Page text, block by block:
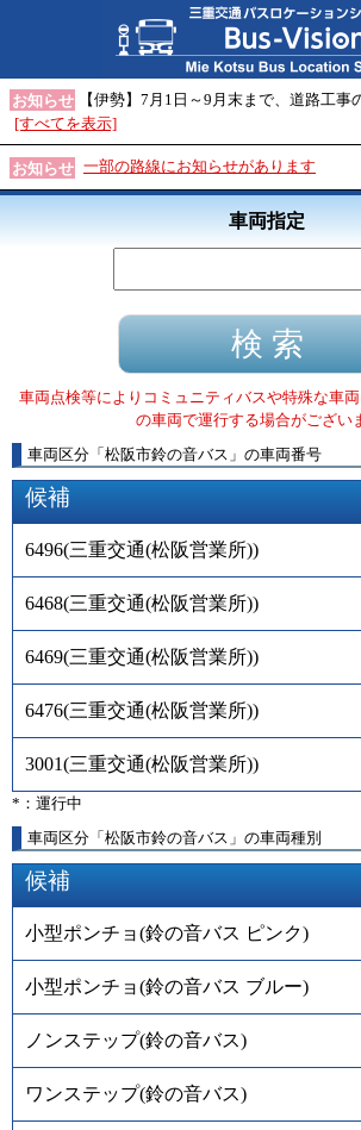
お知らせ
【伊勢】7月1日～9月末まで、道路工
[すべてを表示]
お知らせ 一部の路線にお知らせがあります
車両指定
車両点検等によりコミュニティバスや特殊な車
の車両で運行する場合がござい
車両区分 「 松阪市鈴の音バス 」 の車両番号
候補
6496(三重交通(松阪営業所))
6468(三重交通(松阪営業所))
6469(三重交通(松阪営業所))
6476(三重交通(松阪営業所))
3001(三重交通(松阪営業所))
*：運行中
車両区分「松阪市鈴の音バス」の車両種別
候補
小型ポンチョ(鈴の音バス ピンク)
小型ポンチョ(鈴の音バス ブルー)
ノンステップ(鈴の音バス)
ワンステップ(鈴の音バス)